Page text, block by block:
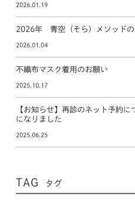
2026.01.19
2026年 青空（そら）メソッドの
2026.01.04
不織布マスク着用のお願い
2025.10.17
【お知らせ】再診のネット予約
になりました
2025.06.25
TAG タグ